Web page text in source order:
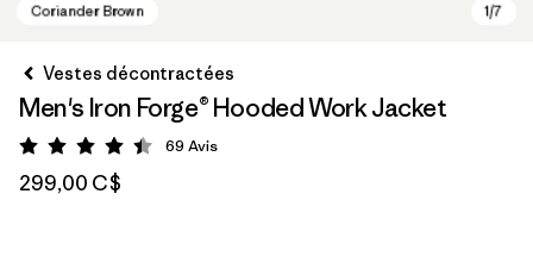
Vestes décontractées
Men's Iron Forge® Hooded Work Jacket
Évaluation: 4.4 / 5
69 Avis
299,00 C$